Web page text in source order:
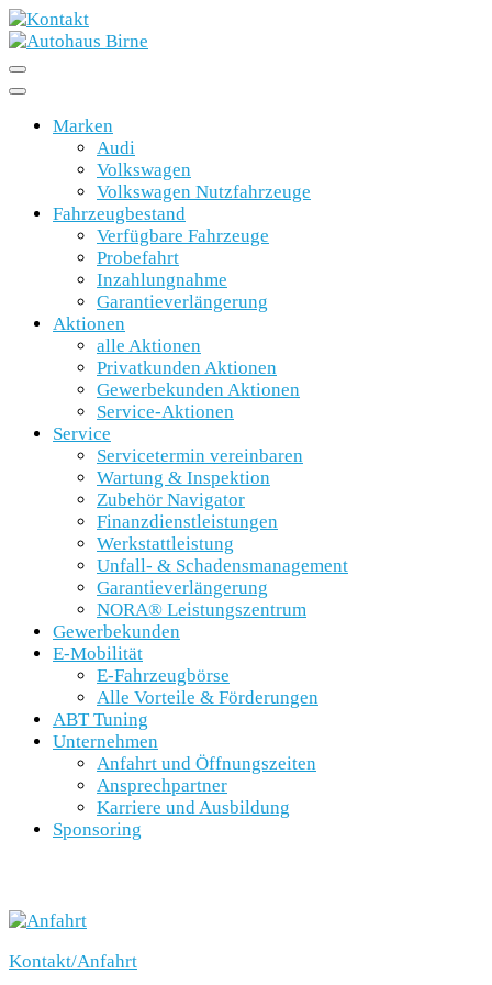
Marken
Audi
Volkswagen
Volkswagen Nutzfahrzeuge
Fahrzeugbestand
Verfügbare Fahrzeuge
Probefahrt
Inzahlungnahme
Garantieverlängerung
Aktionen
alle Aktionen
Privatkunden Aktionen
Gewerbekunden Aktionen
Service-Aktionen
Service
Servicetermin vereinbaren
Wartung & Inspektion
Zubehör Navigator
Finanzdienstleistungen
Werkstattleistung
Unfall- & Schadensmanagement
Garantieverlängerung
NORA® Leistungszentrum
Gewerbekunden
E-Mobilität
E-Fahrzeugbörse
Alle Vorteile & Förderungen
ABT Tuning
Unternehmen
Anfahrt und Öffnungszeiten
Ansprechpartner
Karriere und Ausbildung
Sponsoring
Kontakt/Anfahrt